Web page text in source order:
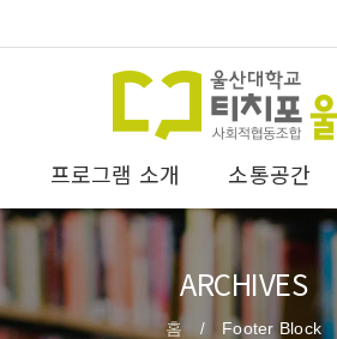
프로그램 소개 소통공간
ARCHIVES
홈 / Footer Block